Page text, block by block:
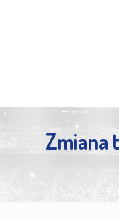
Zmiana